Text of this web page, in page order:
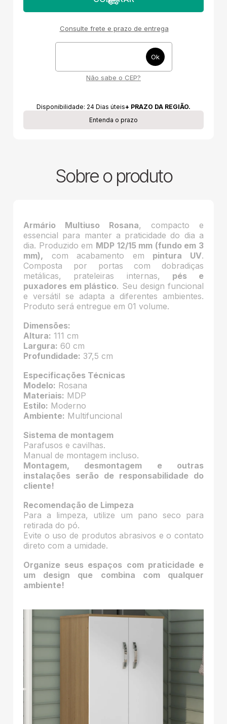
Consulte frete e prazo de entrega
Não sabe o CEP?
Disponibilidade: 24 Dias úteis+ PRAZO DA REGIÃO.
Entenda o prazo
Sobre o produto
Armário Multiuso Rosana, compacto e
essencial para manter a praticidade do dia a
dia. Produzido em MDP 12/15 mm (fundo em 3
mm), com acabamento em pintura UV.
Composta por portas com dobradiças
metálicas, prateleiras internas, pés e
puxadores em plástico. Seu design funcional
e versátil se adapta a diferentes ambientes.
Produto será entregue em 01 volume.
Dimensões:
Altura: 111 cm
Largura: 60 cm
Profundidade: 37,5 cm
Especificações Técnicas
Modelo: Rosana
Materiais: MDP
Estilo: Moderno
Ambiente: Multifuncional
Sistema de montagem
Parafusos e cavilhas.
Manual de montagem incluso.
Montagem, desmontagem e outras
instalações serão de responsabilidade do
cliente!
Recomendação de Limpeza
Para a limpeza, utilize um pano seco para
retirada do pó.
Evite o uso de produtos abrasivos e o contato
direto com a umidade.
Organize seus espaços com praticidade e
um design que combina com qualquer
ambiente!